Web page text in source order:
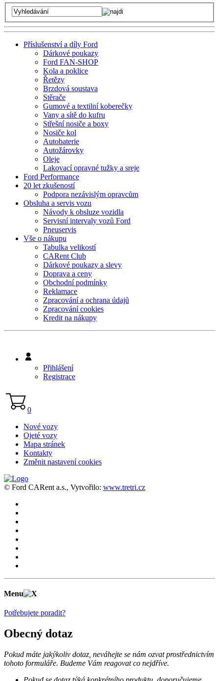
Příslušenství a díly Ford
Dárkové poukazy
Ford FAN-SHOP
Kola a poklice
Řetězy
Brzdová soustava
Stěrače
Gumové a textilní koberečky
Vany a sítě do kufru
Střešní nosiče a boxy
Nosiče kol
Autobaterie
Autožárovky
Oleje
Lakovací opravné tužky a sreje
Ford Performance
20 let zkušeností
Podpora nezávislým opravcům
Obsluha a servis vozu
Návody k obsluze vozidla
Servisní intervaly vozů Ford
Pneuservis
Vše o nákupu
Tabulka velikostí
CARent Club
Dárkové poukazy a slevy
Doprava a ceny
Obchodní podmínky
Reklamace
Zpracování a ochrana údajů
Zpracování cookies
Kredit na nákupy
Přihlášení
Registrace
0
Nové vozy
Ojeté vozy
Mapa stránek
Kontakty
Změnit nastavení cookies
© Ford CARent a.s., Vytvořilo: www.tretri.cz
Menu
Potřebujete poradit?
Obecný dotaz
Pokud máte jakýkoliv dotaz, neváhejte se nám ozvat prostřednictvím
tohoto formuláře. Budeme Vám reagovat co nejdříve.